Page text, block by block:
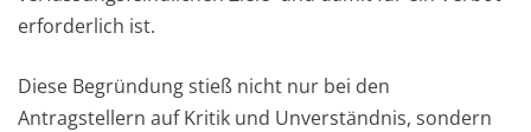
erforderlich ist.
Diese Begründung stieß nicht nur bei den
Antragstellern auf Kritik und Unverständnis, sondern